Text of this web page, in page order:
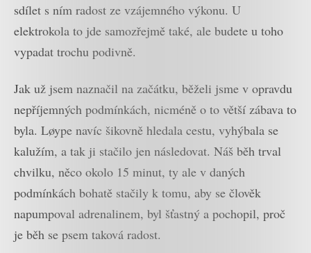
sdílet s ním radost ze vzájemného výkonu. U
elektrokola to jde samozřejmě také, ale budete u toho
vypadat trochu podivně.
Jak už jsem naznačil na začátku, běželi jsme v opravdu
nepříjemných podmínkách, nicméně o to větší zábava to
byla. Løype navíc šikovně hledala cestu, vyhýbala se
kalužím, a tak ji stačilo jen následovat. Náš běh trval
chvilku, něco okolo 15 minut, ty ale v daných
podmínkách bohatě stačily k tomu, aby se člověk
napumpoval adrenalinem, byl šťastný a pochopil, proč
je běh se psem taková radost.